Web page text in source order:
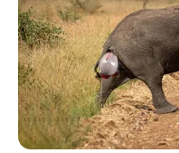
⚡ Stelato S9
Listrik Premium
1.305 Km
⚡ Leapmotor
Kompak dengan
Km